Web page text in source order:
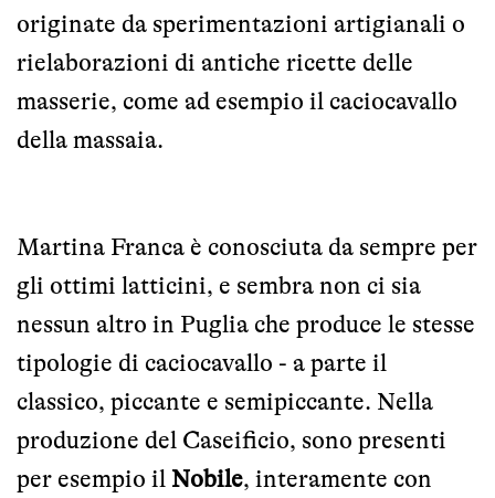
originate da sperimentazioni artigianali o
rielaborazioni di antiche ricette delle
masserie, come ad esempio il caciocavallo
della massaia.
Martina Franca è conosciuta da sempre per
gli ottimi latticini, e sembra non ci sia
nessun altro in Puglia che produce le stesse
tipologie di caciocavallo - a parte il
classico, piccante e semipiccante. Nella
produzione del Caseificio, sono presenti
per esempio il Nobile, interamente con